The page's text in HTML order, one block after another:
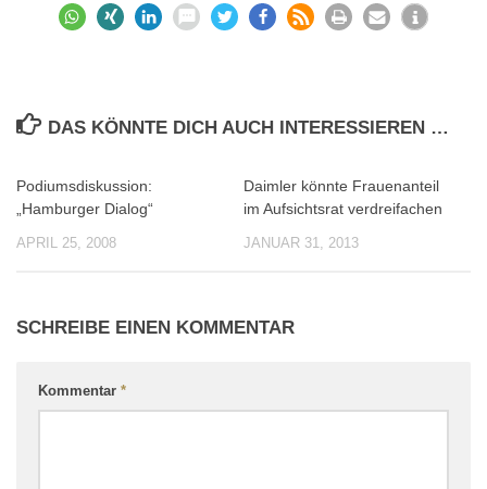
DAS KÖNNTE DICH AUCH INTERESSIEREN …
Podiumsdiskussion:
„Hamburger Dialog“
APRIL 25, 2008
Daimler könnte Frauenanteil
im Aufsichtsrat verdreifachen
JANUAR 31, 2013
SCHREIBE EINEN KOMMENTAR
Kommentar *